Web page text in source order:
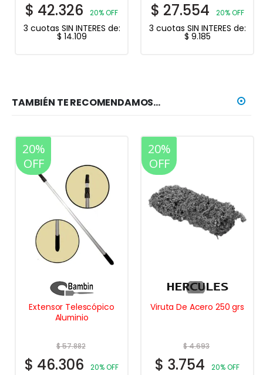
$ 42.326 20% OFF
3 cuotas SIN INTERES de:
$ 14.109
$ 27.554 20% OFF
3 cuotas SIN INTERES de:
$ 9.185
TAMBIÉN TE RECOMENDAMOS…
20%
OFF
Extensor Telescópico
Aluminio
$57.882
$ 46.306 20% OFF
20%
OFF
Viruta De Acero 250 grs
$4.693
$ 3.754 20% OFF